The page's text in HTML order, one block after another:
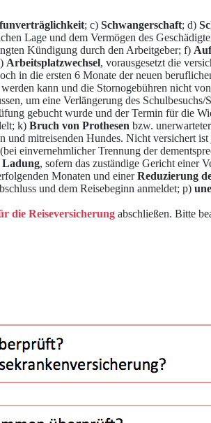
; c) Schwangerschaft; d)
Lage und dem Vermögen des
Kündigung durch den Arbeitgeber; f)
Arbeitsplatzwechsel, vorausgesetzt die
in die ersten 6 Monate der neuen
kann und die Stornogebühren nicht
um eine Verlängerung des
gebucht wurde und der Termin für die
k) Bruch von Prothesen bzw.
mitreisenden Hundes. Nicht versichert
(bei einvernehmlicher Trennung der
Ladung, sofern das zuständige Gericht einer
Monaten und einerReduzierung
und dem Reisebeginn anmeldet; p)
die Reiseversicherung abschließen. Bitte